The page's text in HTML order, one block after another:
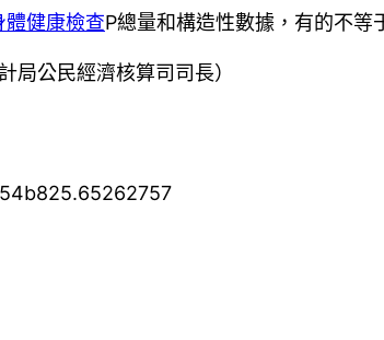
體健康檢查P總量和構造性數據，有的不等
局公民經濟核算司司長）